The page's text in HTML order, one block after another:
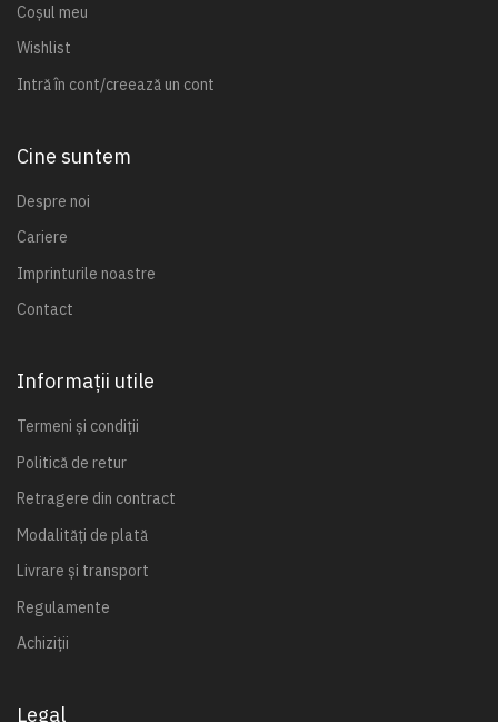
Coșul meu
Wishlist
Intră în cont/creează un cont
Cine suntem
Despre noi
Cariere
Imprinturile noastre
Contact
Informații utile
Termeni și condiții
Politică de retur
Retragere din contract
Modalități de plată
Livrare și transport
Regulamente
Achiziții
Legal